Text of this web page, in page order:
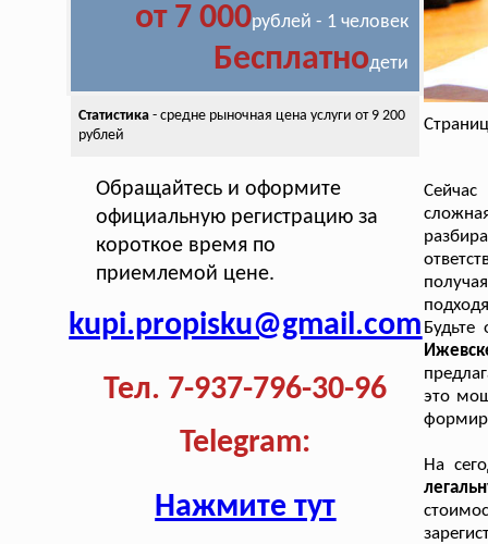
от 7 000рублей - 1 человек
Бесплатнодети
Статистика- средне рыночная цена услуги от 9 200
рублей
Обращайтесь и оформите
официальную регистрацию за
короткое время по
приемлемой цене.
kupi.propisku@gmail.com
Тел. 7-937-796-30-96
Telegram:
Нажмите тут
это
На